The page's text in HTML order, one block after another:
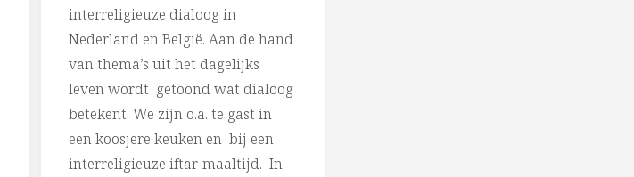
interreligieuze dialoog in
Nederland en België. Aan de hand
van thema’s uit het dagelijks
leven wordt getoond wat dialoog
betekent. We zijn o.a. te gast in
een koosjere keuken en bij een
interreligieuze iftar-maaltijd. In